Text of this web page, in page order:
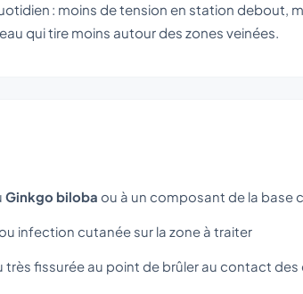
: moins de tension en station debout,
qui tire moins autour des zones veinées.
Ginkgo biloba ou à un composant de la base
infection cutanée sur la zone à traiter
très fissurée au point de brûler au contact des